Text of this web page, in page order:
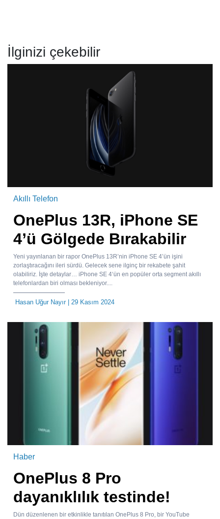
İlginizi çekebilir
Akıllı Telefon
OnePlus 13R, iPhone SE
4’ü Gölgede Bırakabilir
Yeni yayınlanan bir rapor OnePlus 13R’nin iPhone SE 4’ün işini
zorlaştıracağını ileri sürdü. Gelecek sene ilginç bir rekabete şahit
olabiliriz. İşte detaylar… iPhone SE 4‘ün en popüler orta segment akıllı
telefonlardan biri olması bekleniyor....
Hasan Uğur Nayır| 29 Kasım 2024
Haber
OnePlus 8 Pro
dayanıklılık testinde!
Dün düzenlenen bir etkinlikle tanıtılan OnePlus 8 Pro, bir YouTube